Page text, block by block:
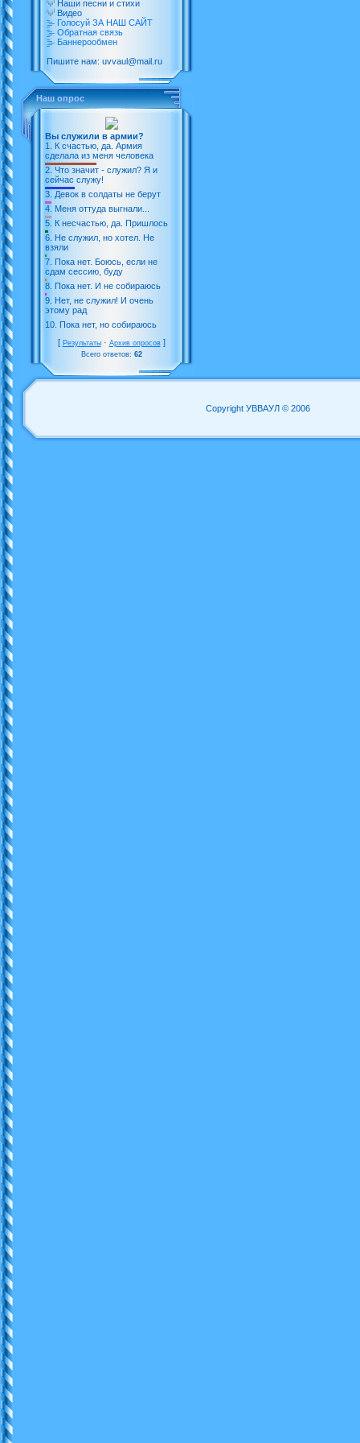
Наши песни и стихи
Видео
Голосуй ЗА НАШ САЙТ
Обратная связь
Баннерообмен
Пишите нам: uvvaul@mail.ru
Наш опрос
Вы служили в армии?
1. К счастью, да. Армия
сделала из меня человека
2. Что значит - служил? Я и
сейчас служу!
3. Девок в солдаты не берут
4. Меня оттуда выгнали...
5. К несчастью, да. Пришлось
6. Не служил, но хотел. Не
взяли
7. Пока нет. Боюсь, если не
сдам сессию, буду
8. Пока нет. И не собираюсь
9. Нет, не служил! И очень
этому рад
10. Пока нет, но собираюсь
[ Результаты· Архив опросов]
Всего ответов: 62
Copyright УВВАУЛ © 2006